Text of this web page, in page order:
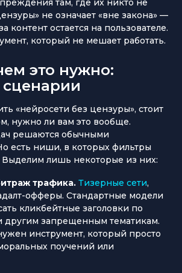
там, где их никто не
не означает «вне закона» —
контент остается на пользователе.
который не мешает работать.
это нужно:
«нейросети без цензуры», стоит
нужно ли вам это вообще.
решаются обычными
есть ниши, в которых фильтры
лишь некоторые из них:
трафика. Тизерные сети,
офферы. Стандартные модели
кликбейтные заголовки по
другим запрещенным тематикам.
инструмент, который просто
поучений или